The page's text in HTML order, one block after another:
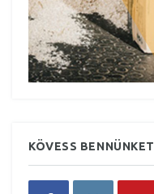
KÖVESS BENNÜNKET